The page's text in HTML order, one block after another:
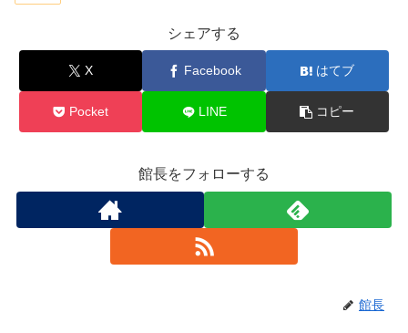
シェアする
X Facebook はてブ
Pocket LINE コピー
館長をフォローする
館長